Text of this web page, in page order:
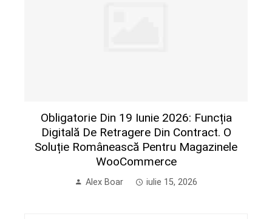
Obligatorie Din 19 Iunie 2026: Funcția
Digitală De Retragere Din Contract. O
Soluție Românească Pentru Magazinele
WooCommerce
Alex Boar iulie 15, 2026